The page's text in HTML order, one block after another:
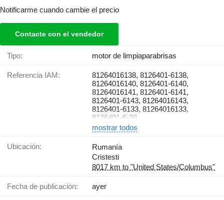
Notificarme cuando cambie el precio
Contacte con el vendedor
Tipo: motor de limpiaparabrisas
Referencia IAM:
81264016138, 8126401-6138,
81264016140, 8126401-6140,
81264016141, 8126401-6141,
8126401-6143, 81264016143,
8126401-6133, 81264016133,
8126401-6-28
mostrar todos
Ubicación:
Rumanía
Cristesti
8017 km to "United States/Columbus"
Fecha de publicación: ayer